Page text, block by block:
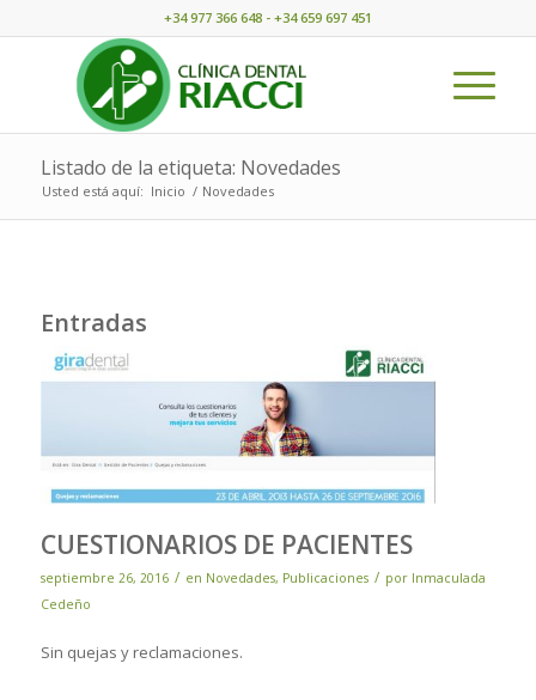
+34 977 366 648 - +34 659 697 451
Listado de la etiqueta: Novedades
Usted está aquí: Inicio / Novedades
Entradas
CUESTIONARIOS DE PACIENTES
septiembre 26, 2016 / en Novedades, Publicaciones / por Inmaculada
Cedeño
Sin quejas y reclamaciones.